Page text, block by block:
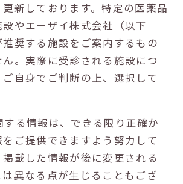
新しております。特定の医薬品
やエーザイ株式会社（以下
推奨する施設をご案内するもの
。実際に受診される施設につ
自身でご判断の上、選択して
する情報は、できる限り正確か
ご提供できますよう努力して
載した情報が後に変更される
異なる点が生じることもござ